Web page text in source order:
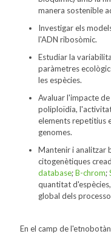
manera sostenible
Investigar els
l'ADN ribosòmic.
Estudiar la
paràmetres
les espècies.
Avaluar l'impacte
poliploïdia,
elements repetitius
genomes.
Mantenir i analitzar
citogenètiques
database;B-chrom;
quantitat
global dels
En el camp de